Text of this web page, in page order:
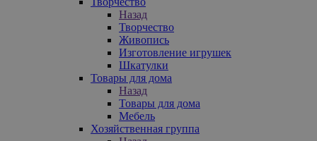
Назад
Творчество
Живопись
Изготовление игрушек
Шкатулки
Товары для дома
Назад
Товары для дома
Мебель
Хозяйственная группа